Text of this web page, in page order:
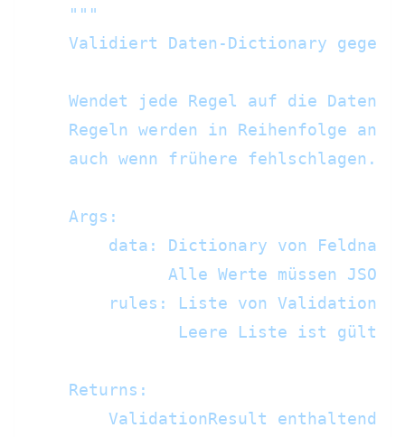
"""
Validiert Daten-Dictionary gegen
Wendet jede Regel auf die Daten
Regeln werden in Reihenfolge
    auch wenn frühere fehlschlagen.
    Args:
data: Dictionary von
Alle Werte müssen
rules: Liste von
Leere Liste ist
    Returns:
        ValidationResult enthaltend: